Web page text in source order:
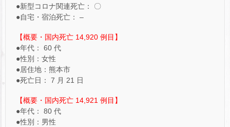
●新型コロナ関連死亡： 〇
●自宅・宿泊死亡： –
【概要・国内死亡 14,920 例目】
●年代： 60 代
●性別：女性
●居住地：熊本市
●死亡日： 7 月 21 日
【概要・国内死亡 14,921 例目】
●年代： 80 代
●性別：男性